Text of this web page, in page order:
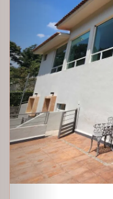
HolliKids
Contacto
Search